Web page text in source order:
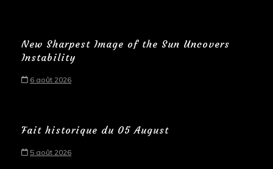
New Sharpest Image of the Sun Uncovers
Instability
6 août 2026
Fait historique du 05 August
5 août 2026